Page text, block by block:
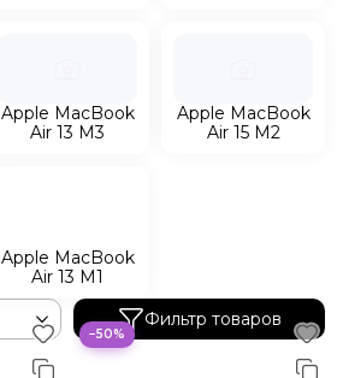
Apple MacBook
Air 13 M3
Apple MacBook
Air 15 M2
Apple MacBook
Air 13 M1
Фильтр товаров
−50%